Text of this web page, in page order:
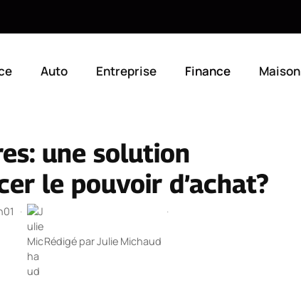
Auto Entreprise Finance Maison
une solution
le pouvoir d’achat?
·
Rédigé parJulie Michaud
·